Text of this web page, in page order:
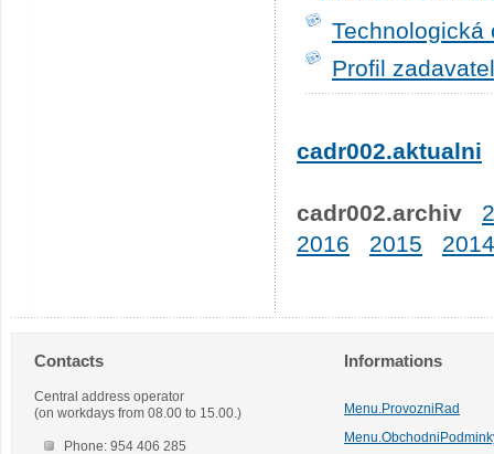
Technologická
Profil
cadr002.aktualni
cadr002.archiv
2016
2015 2014
Contacts
Central address operator
(on workdays from 08.00 to 15.00.)
Phone: 954 406 285
Informations
Menu.ProvozniRad